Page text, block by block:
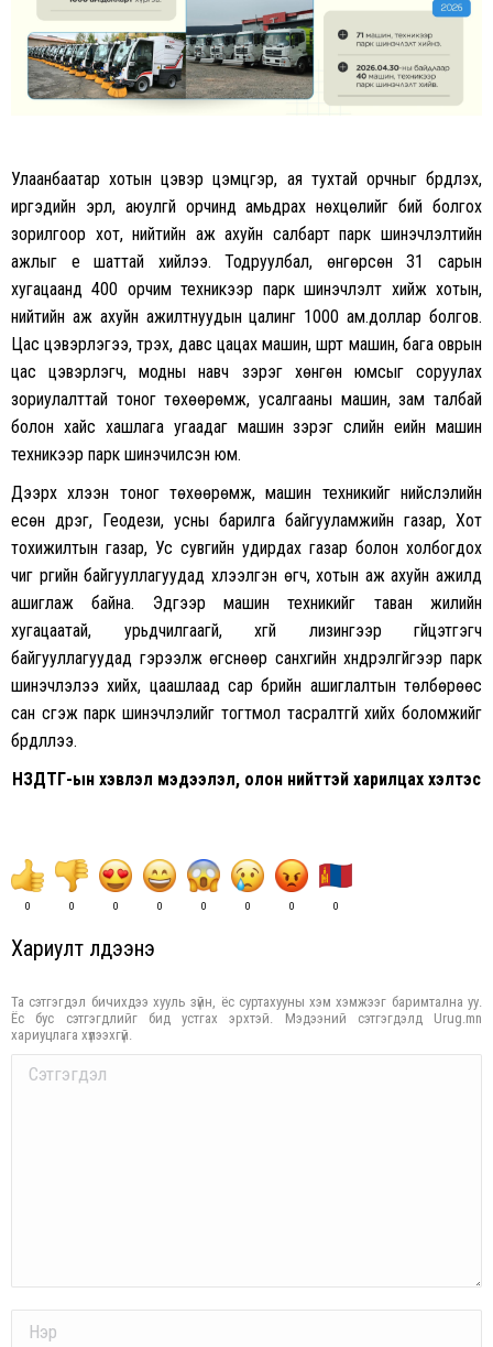
Улаанбаатар хотын цэвэр цэмцгэр, ая тухтай орчныг бүрдүүлэх,
иргэдийн эрүүл, аюулгүй орчинд амьдрах нөхцөлийг бий болгох
зорилгоор хот, нийтийн аж ахуйн салбарт парк шинэчлэлтийн
ажлыг үе шаттай хийлээ. Тодруулбал, өнгөрсөн 31 сарын
хугацаанд 400 орчим техникээр парк шинэчлэлт хийж хотын,
нийтийн аж ахуйн ажилтнуудын цалинг 1000 ам.доллар болгов.
Цас цэвэрлэгээ, түрэх, давс цацах машин, шүүрт машин, бага оврын
цас цэвэрлэгч, модны навч зэрэг хөнгөн юмсыг соруулах
зориулалттай тоног төхөөрөмж, усалгааны машин, зам талбай
болон хайс хашлага угаадаг машин зэрэг сүүлийн үеийн машин
техникээр парк шинэчилсэн юм.
Дээрх хүлээн тоног төхөөрөмж, машин техникийг нийслэлийн
есөн дүүрэг, Геодези, усны барилга байгууламжийн газар, Хот
тохижилтын газар, Ус сувгийн удирдах газар болон холбогдох
чиг үүргийн байгууллагуудад хүлээлгэн өгч, хотын аж ахуйн ажилд
ашиглаж байна. Эдгээр машин техникийг таван жилийн
хугацаатай, урьдчилгаагүй, хүүгүй лизингээр гүйцэтгэгч
байгууллагуудад гэрээлж өгснөөр санхүүгийн хүндрэлгүйгээр парк
шинэчлэлээ хийх, цаашлаад сар бүрийн ашиглалтын төлбөрөөс
сан үүсгэж парк шинэчлэлийг тогтмол тасралтгүй хийх боломжийг
бүрдүүллээ.
НЗДТГ-ын хэвлэл мэдээлэл, олон нийттэй харилцах хэлтэс
0 0 0 0 0 0 0 0
Хариулт үлдээнэ үү
Та сэтгэгдэл бичихдээ хууль зүйн, ёс суртахууны хэм хэмжээг баримтална уу.
Ёс бус сэтгэгдлийг бид устгах эрхтэй. Мэдээний сэтгэгдэлд Urug.mn
хариуцлага хүлээхгүй.
Comment